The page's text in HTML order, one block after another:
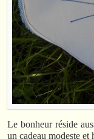
Le bonheur réside
un cadeau modeste